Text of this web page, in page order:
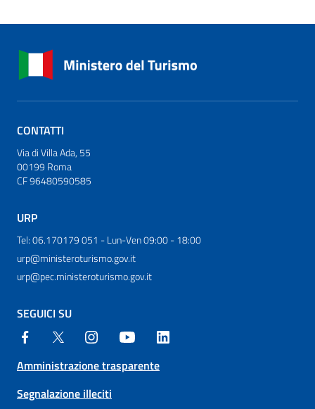
CONTATTI
Via di Villa Ada, 55
00199 Roma
CF 96480590585
URP
Tel: 06.170179 051 - Lun-Ven 09:00 - 18:00
urp@ministeroturismo.gov.it
urp@pec.ministeroturismo.gov.it
SEGUICI SU
Amministrazione trasparente
Segnalazione illeciti